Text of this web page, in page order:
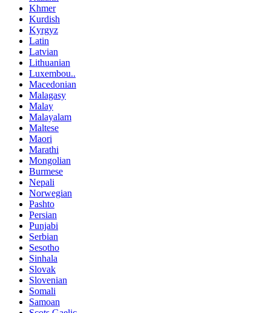
Khmer
Kurdish
Kyrgyz
Latin
Latvian
Lithuanian
Luxembou..
Macedonian
Malagasy
Malay
Malayalam
Maltese
Maori
Marathi
Mongolian
Burmese
Nepali
Norwegian
Pashto
Persian
Punjabi
Serbian
Sesotho
Sinhala
Slovak
Slovenian
Somali
Samoan